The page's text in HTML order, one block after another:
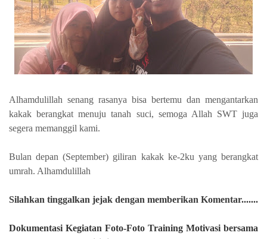
Alhamdulillah senang rasanya bisa bertemu dan mengantarkan
kakak berangkat menuju tanah suci, semoga Allah SWT juga
segera memanggil kami.
Bulan depan (September) giliran kakak ke-2ku yang berangkat
umrah. Alhamdulillah
Silahkan tinggalkan jejak dengan memberikan Komentar.......
Dokumentasi Kegiatan Foto-Foto Training Motivasi bersama